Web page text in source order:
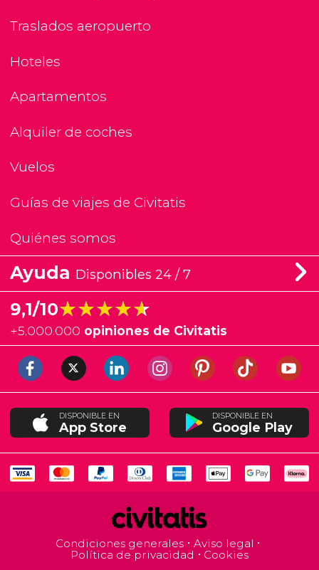
Traslados aeropuerto
Hoteles
Apartamentos
Alquiler de coches
Vuelos
Guías de viajes de Civitatis
Quiénes somos
Ayuda Disponibles 24 / 7
9,1/10★★★★★
★★★★★
+5.000.000 opiniones de Civitatis
DISPONIBLE EN
App Store
DISPONIBLE EN
Google Play
Condiciones generales
Aviso legal
Política de privacidad
Cookies